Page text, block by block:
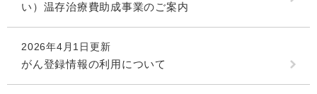
い）温存治療費助成事業のご案内
2026年4月1日更新
がん登録情報の利用について